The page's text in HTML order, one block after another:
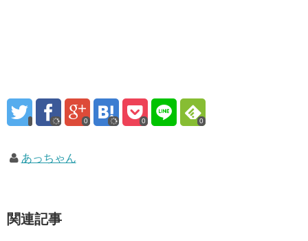
0 0 0
あっちゃん
関連記事